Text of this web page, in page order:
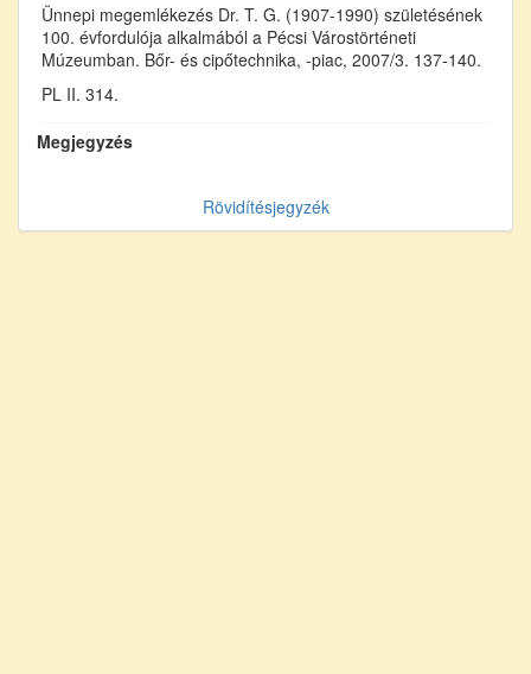
Ünnepi megemlékezés Dr. T. G. (1907-1990) születésének
100. évfordulója alkalmából a Pécsi Várostörténeti
Múzeumban. Bőr- és cipőtechnika, -piac, 2007/3. 137-140.
PL II. 314.
Megjegyzés
Rövidítésjegyzék